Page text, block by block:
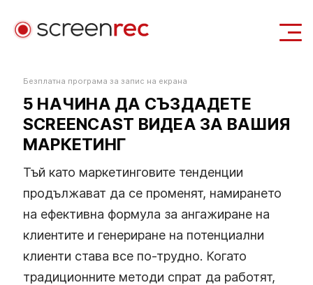
Вход Изтегли Безплатно
Безплатна програма за запис на екрана
5 НАЧИНА ДА СЪЗДАДЕТЕ
SCREENCAST ВИДЕА ЗА ВАШИЯ
МАРКЕТИНГ
Тъй като маркетинговите тенденции
продължават да се променят, намирането
на ефективна формула за ангажиране на
клиентите и генериране на потенциални
клиенти става все по-трудно. Когато
традиционните методи спрат да работят,